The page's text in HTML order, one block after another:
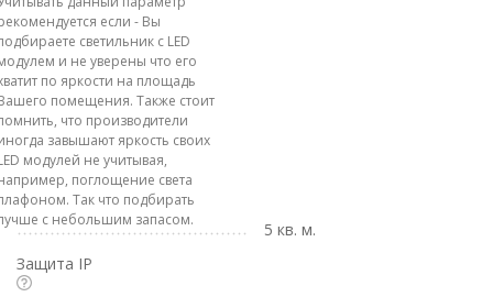
если - Вы
светильник с LED
и не уверены что его
по яркости на площадь
помещения. Также стоит
что производители
завышают яркость своих
модулей не учитывая,
поглощение света
Так что подбирать
с небольшим запасом.
5 кв. м.
Защита IP